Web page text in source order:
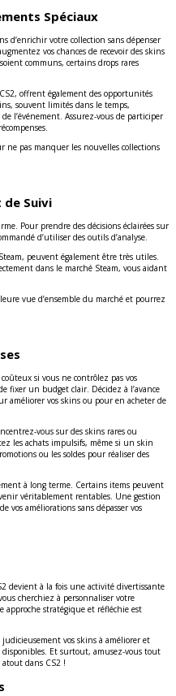
Spéciaux
d’enrichir votre collection sans dépenser
vos chances de recevoir des skins
communs, certains drops rares
offrent également des opportunités
souvent limités dans le temps,
l’événement. Assurez-vous de participer
ne pas manquer les nouvelles collections
de Suivi
Pour prendre des décisions éclairées sur
d’utiliser des outils d’analyse.
peuvent également être très utiles.
dans le marché Steam, vous aidant
vue d’ensemble du marché et pourrez
si vous ne contrôlez pas vos
fixer un budget clair. Décidez à l’avance
améliorer vos skins ou pour en acheter de
vous sur des skins rares ou
les achats impulsifs, même si un skin
ou les soldes pour réaliser des
à long terme. Certains items peuvent
véritablement rentables. Une gestion
vos améliorations sans dépasser vos
devient à la fois une activité divertissante
cherchiez à personnaliser votre
approche stratégique et réfléchie est
judicieusement vos skins à améliorer et
Et surtout, amusez-vous tout
dans CS2 !